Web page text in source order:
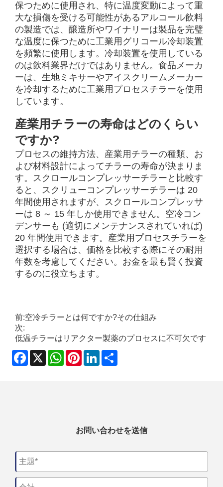
保つために使用され、特に温度変動によって重
大な損傷を受ける可能性があるアルコール飲料
の製造では、醸造所やワイナリーは製品を完璧
な温度に保つために工業用グリコール冷却装置
を頻繁に使用します。冷却装置を使用している
のは飲料業界だけではありません。食品メーカ
ーは、生地ミキサーやアイスクリームメーカー
を冷却するために工業用プロセスチラーを使用
しています。
産業用チラーの寿命はどのくらい
ですか?
プロセスの維持方法、産業用チラーの種類、お
よび材料設計によってチラーの寿命が決まりま
す。スクロールコンプレッサーチラーと比較す
ると、スクリューコンプレッサーチラーは 20
年間使用されますが、スクロールコンプレッサ
ーは 8 ～ 15 年しか使用できません。空冷コン
デンサーも (適切にメンテナンスされていれば)
20 年間使用できます。産業用プロセスチラーを
選択する場合は、価格を比較する際にその耐用
年数を考慮してください。お金を最も賢く投資
するのに役立ちます。
前:空冷チラーとは何ですか?その仕組み
次:
低温チラーはリアクター製薬のプロセスに不可欠です
Facebook
X WhatsApp
PinterestLinkedIn
お問い合わせを送信